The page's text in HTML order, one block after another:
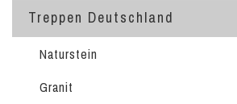
Treppen Deutschland
Naturstein
Granit